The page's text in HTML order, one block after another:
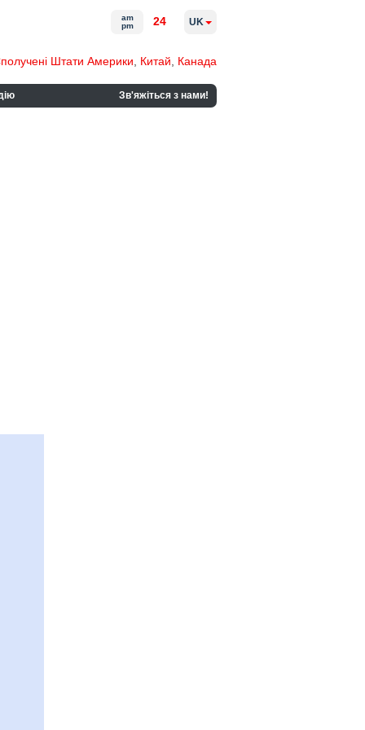
Штати Америки Китай Канада
Зв'яжіться з нами!
am
pm
24 UK